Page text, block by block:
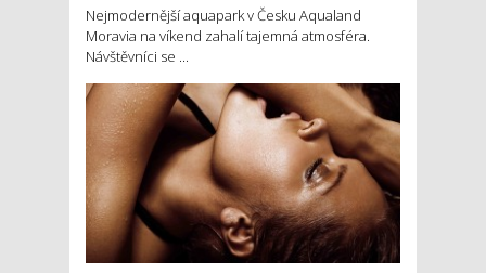
Nejmodernější aquapark v Česku Aqualand
Moravia na víkend zahalí tajemná atmosféra.
Návštěvníci se ...